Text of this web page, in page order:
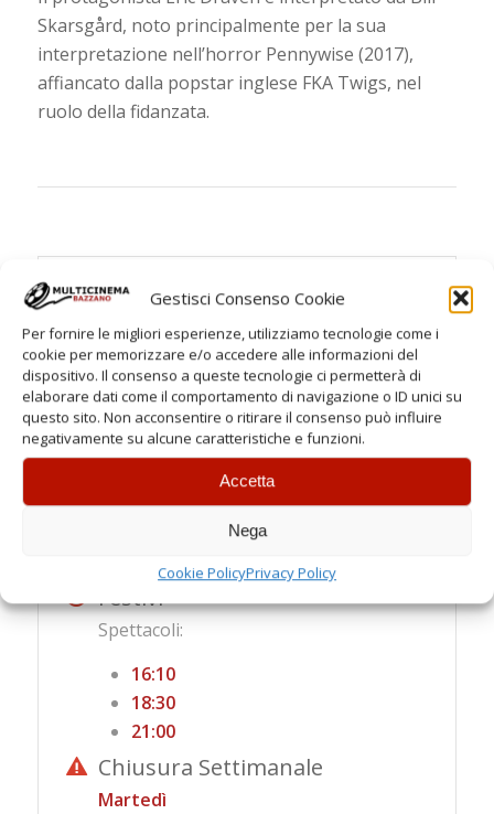
Gestisci Consenso Cookie
Per fornire le migliori esperienze, utilizziamo tecnologie come i
cookie per memorizzare e/o accedere alle informazioni del
dispositivo. Il consenso a queste tecnologie ci permetterà di
elaborare dati come il comportamento di navigazione o ID unici su
questo sito. Non acconsentire o ritirare il consenso può influire
negativamente su alcune caratteristiche e funzioni.
Accetta
Nega
Cookie PolicyPrivacy Policy
Skarsgård, noto principalmente per la sua
interpretazione nell’horror Pennywise (2017),
affiancato dalla popstar inglese FKA Twigs, nel
ruolo della fidanzata.
Feriali
Spettacoli:
21:00
Sabato
Festivi
Spettacoli:
16:10
18:30
21:00
Chiusura Settimanale
Martedì